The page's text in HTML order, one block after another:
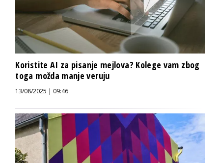
Koristite AI za pisanje mejlova? Kolege vam zbog
toga možda manje veruju
13/08/2025 | 09:46